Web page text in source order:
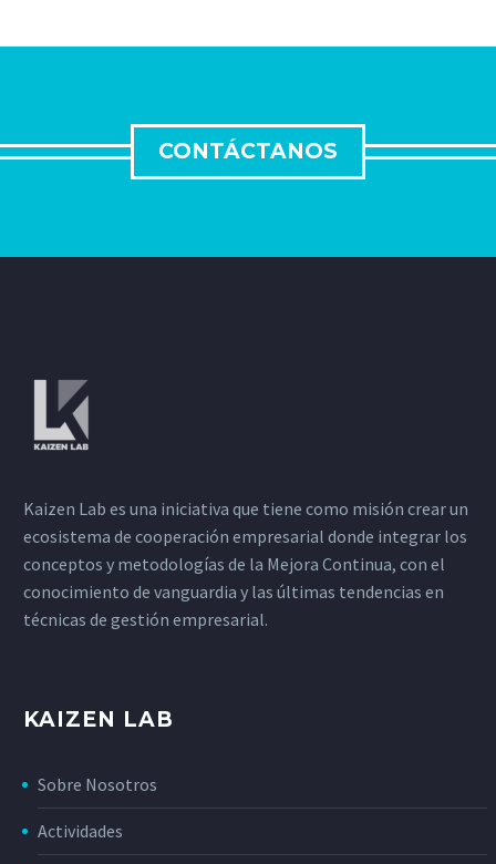
CONTÁCTANOS
Kaizen Lab es una iniciativa que tiene como misión crear un
ecosistema de cooperación empresarial donde integrar los
conceptos y metodologías de la Mejora Continua, con el
conocimiento de vanguardia y las últimas tendencias en
técnicas de gestión empresarial.
KAIZEN LAB
Sobre Nosotros
Actividades